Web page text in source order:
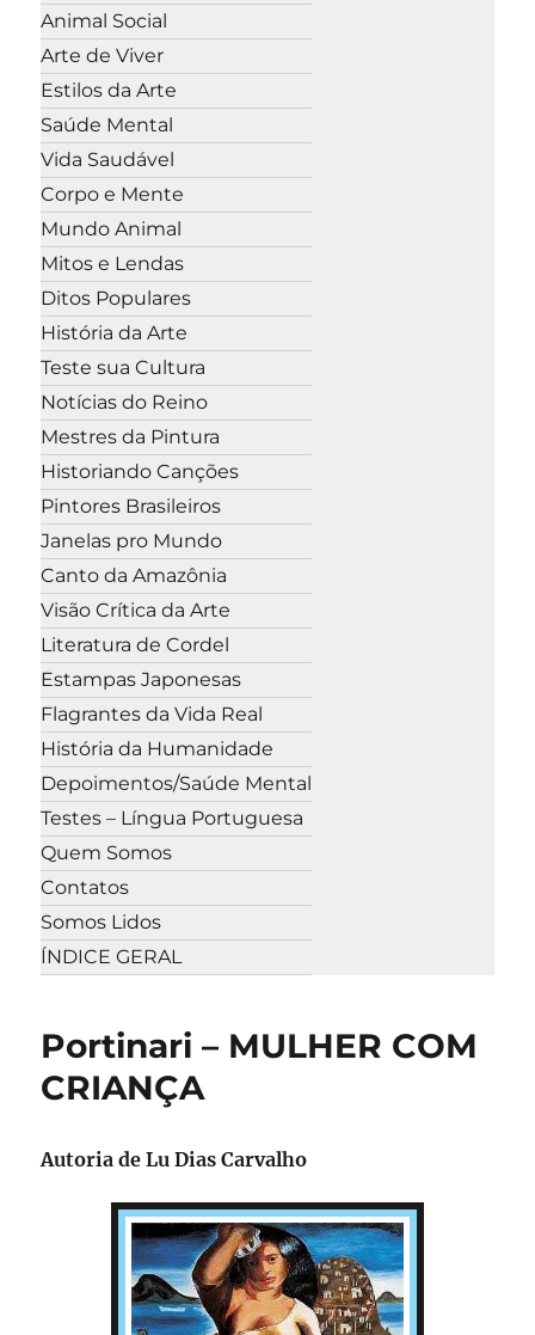
Animal Social
Arte de Viver
Estilos da Arte
Saúde Mental
Vida Saudável
Corpo e Mente
Mundo Animal
Mitos e Lendas
Ditos Populares
História da Arte
Teste sua Cultura
Notícias do Reino
Mestres da Pintura
Historiando Canções
Pintores Brasileiros
Janelas pro Mundo
Canto da Amazônia
Visão Crítica da Arte
Literatura de Cordel
Estampas Japonesas
Flagrantes da Vida Real
História da Humanidade
Depoimentos/Saúde Mental
Testes – Língua Portuguesa
Quem Somos
Contatos
Somos Lidos
ÍNDICE GERAL
Portinari – MULHER COM
CRIANÇA
Autoria de Lu Dias Carvalho